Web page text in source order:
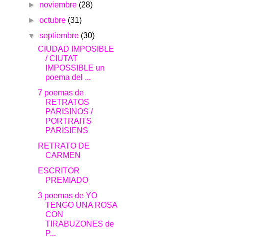
► noviembre (28)
►octubre (31)
▼septiembre (30)
CIUDAD IMPOSIBLE
/ CIUTAT
IMPOSSIBLE un
poema del ...
7 poemas de
RETRATOS
PARISINOS /
PORTRAITS
PARISIENS
RETRATO DE
CARMEN
ESCRITOR
PREMIADO
3 poemas de YO
TENGO UNA ROSA
CON
TIRABUZONES de
P...